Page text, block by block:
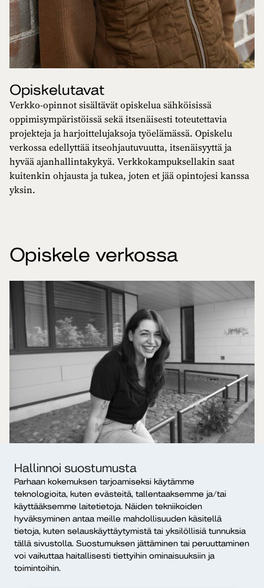
Hallinnoi suostumusta
Parhaan kokemuksen tarjoamiseksi käytämme
teknologioita, kuten evästeitä, tallentaaksemme ja/tai
käyttääksemme laitetietoja. Näiden tekniikoiden
hyväksyminen antaa meille mahdollisuuden käsitellä
tietoja, kuten selauskäyttäytymistä tai yksilöllisiä tunnuksia
tällä sivustolla. Suostumuksen jättäminen tai peruuttaminen
voi vaikuttaa haitallisesti tiettyihin ominaisuuksiin ja
toimintoihin.
Opiskelutavat
Verkko-opinnot sisältävät opiskelua sähköisissä
oppimisympäristöissä sekä itsenäisesti toteutettavia
projekteja ja harjoittelujaksoja työelämässä. Opiskelu
verkossa edellyttää itseohjautuvuutta, itsenäisyyttä ja
hyvää ajanhallintakykyä. Verkkokampuksellakin saat
kuitenkin ohjausta ja tukea, joten et jää opintojesi kanssa
yksin.
Opiskele verkossa
Sosionomi (AMK)